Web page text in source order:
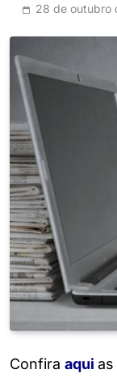
28 de outubro
Confira aqui